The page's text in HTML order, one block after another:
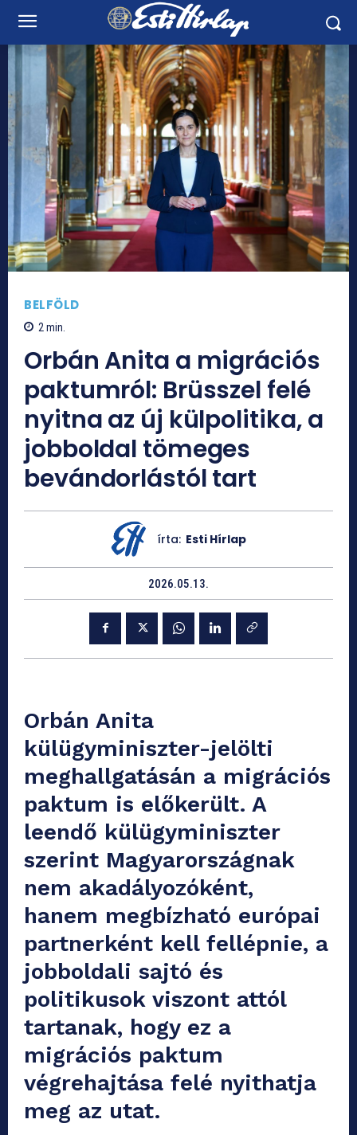
BELFÖLD
2min.
Orbán Anita a migrációs
paktumról: Brüsszel felé
nyitna az új külpolitika, a
jobboldal tömeges
bevándorlástól tart
írta: Esti Hírlap
2026.05.13.
Orbán Anita
külügyminiszter-jelölti
meghallgatásán a migrációs
paktum is előkerült. A
leendő külügyminiszter
szerint Magyarországnak
nem akadályozóként,
hanem megbízható európai
partnerként kell fellépnie, a
jobboldali sajtó és
politikusok viszont attól
tartanak, hogy ez a
migrációs paktum
végrehajtása felé nyithatja
meg az utat.